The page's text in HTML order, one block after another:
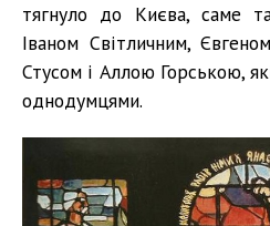
тягнуло до Києва, саме
Іваном Світличним,
Стусом і Аллою Горською,
однодумцями.